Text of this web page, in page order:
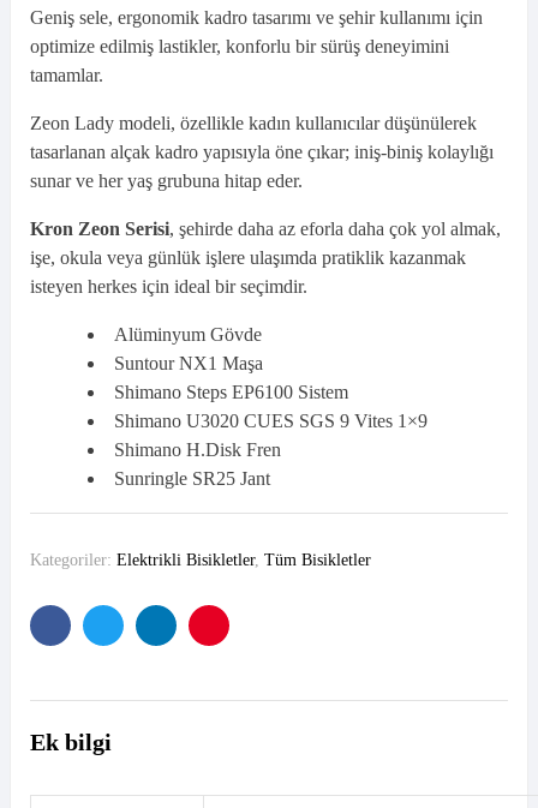
Geniş sele, ergonomik kadro tasarımı ve şehir kullanımı için
optimize edilmiş lastikler, konforlu bir sürüş deneyimini
tamamlar.
Zeon Lady modeli, özellikle kadın kullanıcılar düşünülerek
tasarlanan alçak kadro yapısıyla öne çıkar; iniş-biniş kolaylığı
sunar ve her yaş grubuna hitap eder.
Kron Zeon Serisi, şehirde daha az eforla daha çok yol almak,
işe, okula veya günlük işlere ulaşımda pratiklik kazanmak
isteyen herkes için ideal bir seçimdir.
Alüminyum Gövde
Suntour NX1 Maşa
Shimano Steps EP6100 Sistem
Shimano U3020 CUES SGS 9 Vites 1×9
Shimano H.Disk Fren
Sunringle SR25 Jant
Kategoriler: Elektrikli Bisikletler, Tüm Bisikletler
FacebookTwitter LinkedınPinterest'in
Ek bilgi